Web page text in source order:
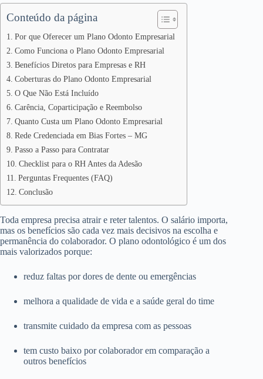
Conteúdo da página
Por que Oferecer um Plano Odonto Empresarial
Como Funciona o Plano Odonto Empresarial
Benefícios Diretos para Empresas e RH
Coberturas do Plano Odonto Empresarial
O Que Não Está Incluído
Carência, Coparticipação e Reembolso
Quanto Custa um Plano Odonto Empresarial
Rede Credenciada em Bias Fortes – MG
Passo a Passo para Contratar
Checklist para o RH Antes da Adesão
Perguntas Frequentes (FAQ)
Conclusão
Toda empresa precisa atrair e reter talentos. O salário importa,
mas os benefícios são cada vez mais decisivos na escolha e
permanência do colaborador. O plano odontológico é um dos
mais valorizados porque:
reduz faltas por dores de dente ou emergências
melhora a qualidade de vida e a saúde geral do time
transmite cuidado da empresa com as pessoas
tem custo baixo por colaborador em comparação a
outros benefícios